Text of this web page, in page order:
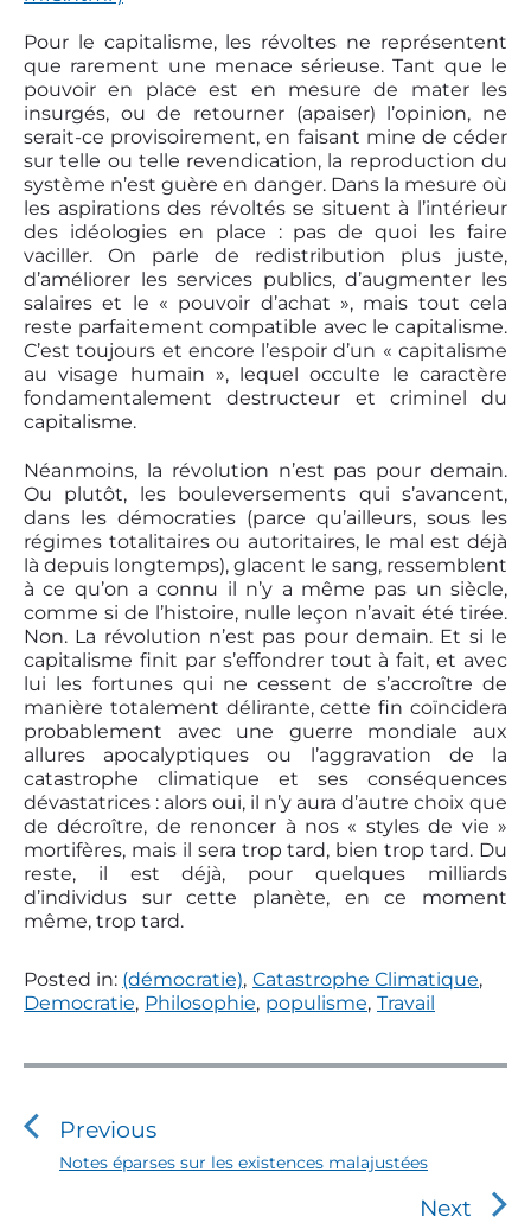
Pour le capitalisme, les révoltes ne représentent
que rarement une menace sérieuse. Tant que le
pouvoir en place est en mesure de mater les
insurgés, ou de retourner (apaiser) l’opinion, ne
serait-ce provisoirement, en faisant mine de céder
sur telle ou telle revendication, la reproduction du
système n’est guère en danger. Dans la mesure où
les aspirations des révoltés se situent à l’intérieur
des idéologies en place : pas de quoi les faire
vaciller. On parle de redistribution plus juste,
d’améliorer les services publics, d’augmenter les
salaires et le « pouvoir d’achat », mais tout cela
reste parfaitement compatible avec le capitalisme.
C’est toujours et encore l’espoir d’un « capitalisme
au visage humain », lequel occulte le caractère
fondamentalement destructeur et criminel du
capitalisme.
Néanmoins, la révolution n’est pas pour demain.
Ou plutôt, les bouleversements qui s’avancent,
dans les démocraties (parce qu’ailleurs, sous les
régimes totalitaires ou autoritaires, le mal est déjà
là depuis longtemps), glacent le sang, ressemblent
à ce qu’on a connu il n’y a même pas un siècle,
comme si de l’histoire, nulle leçon n’avait été tirée.
Non. La révolution n’est pas pour demain. Et si le
capitalisme finit par s’effondrer tout à fait, et avec
lui les fortunes qui ne cessent de s’accroître de
manière totalement délirante, cette fin coïncidera
probablement avec une guerre mondiale aux
allures apocalyptiques ou l’aggravation de la
catastrophe climatique et ses conséquences
dévastatrices : alors oui, il n’y aura d’autre choix que
de décroître, de renoncer à nos « styles de vie »
mortifères, mais il sera trop tard, bien trop tard. Du
reste, il est déjà, pour quelques milliards
d’individus sur cette planète, en ce moment
même, trop tard.
Posted in: (démocratie), Catastrophe Climatique,
Democratie, Philosophie, populisme, Travail
N
v
Previous
P
Notes éparses sur les existences malajustées
Next